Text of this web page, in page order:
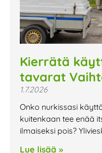
Kierrätä
tavarat
1.7.2026
Onko nurkissasi
kuitenkaan tee enää
ilmaiseksi pois?
Lue lisää »